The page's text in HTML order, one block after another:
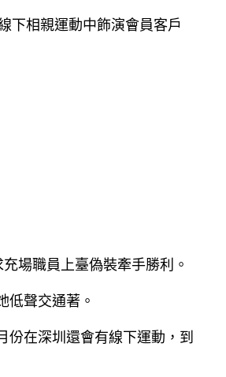
下相親運動中飾演會員客戶
場職員上臺偽裝牽手勝利。
低聲交通著。
份在深圳還會有線下運動，到